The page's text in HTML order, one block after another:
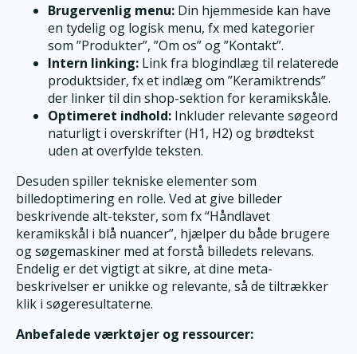
Brugervenlig menu: Din hjemmeside kan have
en tydelig og logisk menu, fx med kategorier
som ”Produkter”, ”Om os” og ”Kontakt”.
Intern linking: Link fra blogindlæg til relaterede
produktsider, fx et indlæg om ”Keramiktrends”
der linker til din shop-sektion for keramikskåle.
Optimeret indhold: Inkluder relevante søgeord
naturligt i overskrifter (H1, H2) og brødtekst
uden at overfylde teksten.
Desuden spiller tekniske elementer som
billedoptimering en rolle. Ved at give billeder
beskrivende alt-tekster, som fx “Håndlavet
keramikskål i blå nuancer”, hjælper du både brugere
og søgemaskiner med at forstå billedets relevans.
Endelig er det vigtigt at sikre, at dine meta-
beskrivelser er unikke og relevante, så de tiltrækker
klik i søgeresultaterne.
Anbefalede værktøjer og ressourcer: